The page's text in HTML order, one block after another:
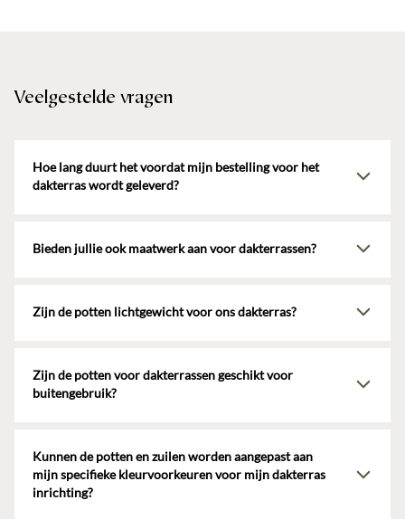
Veelgestelde vragen
Hoe lang duurt het voordat mijn bestelling voor het
dakterras wordt geleverd?
de potten van Atelier ROA binnen 4 tot 6 weken bij jou kunt
verwachten.
Bieden jullie ook maatwerk aan voor dakterrassen?
passen bij jouw specifieke wensen en behoeften voor het interieur
van jouw dakterras. Buiten ons unieke assortiment van
afwerking maken wij een op maat gemaakte offerte, afhankelijk van
jouw wensen.
Zijn de potten lichtgewicht voor ons dakterras?
afwerking, zijn de potten en zuilen veel lichter dan bijvoorbeeld
keramiek. Dit is ideaal voor jouw dakterras aankleden of dakterras
inrichten! Veel van onze modellen kan je zelfs alleen verplaatsen.
Zijn de potten voor dakterrassen geschikt voor
buitengebruik?
jouw dakterras. Wij vermelden op de productpagina per product of
het geschikt is voor binnen- en/of buitengebruik.
Kunnen de potten en zuilen worden aangepast aan
mijn specifieke kleurvoorkeuren voor mijn dakterras
inrichting?